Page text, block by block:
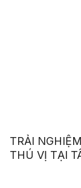
TRẢI
THÚ VỊ TẠI